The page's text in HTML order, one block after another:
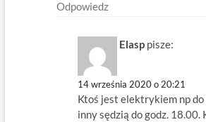
Odpowiedz
Elasp pisze:
14 września 2020 o 20:21
Ktoś jest elektrykiem np do
inny sędzią do godz. 18.00.